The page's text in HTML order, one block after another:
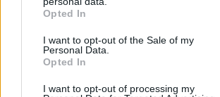
grant or deny consent to Google and its
use your data for below specified purposes
consent section.
Opted In
I want to opt-out of the Sale of my
Personal Data.
Opted In
I want to opt-out of processing my
20.04.2025, 17:52
στείλουν από εκεί που ήρθαν αλλά
κοινωνία να ζει μες το φόβο